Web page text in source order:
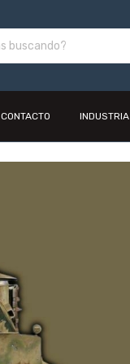
CONTACTO INDUSTRIA